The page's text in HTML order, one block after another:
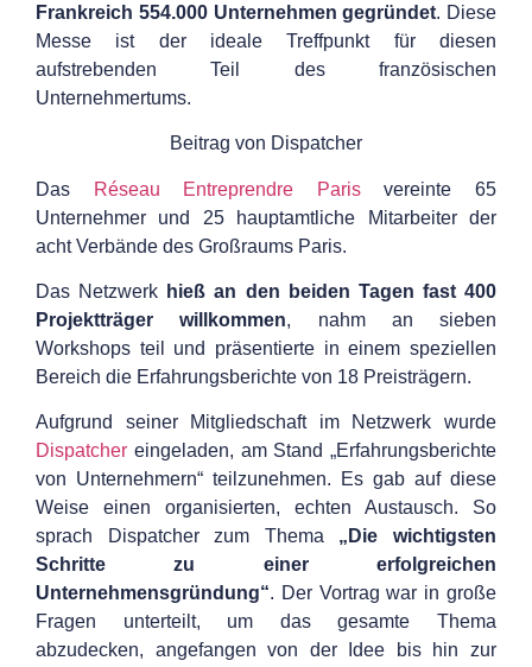
Frankreich 554.000 Unternehmen gegründet. Diese
Messe ist der ideale Treffpunkt für diesen
aufstrebenden Teil des französischen
Unternehmertums.
Beitrag von Dispatcher
Das Réseau Entreprendre Parisvereinte 65
Unternehmer und 25 hauptamtliche Mitarbeiter der
acht Verbände des Großraums Paris.
Das Netzwerk hieß an den beiden Tagen fast 400
Projektträger willkommen, nahm an sieben
Workshops teil und präsentierte in einem speziellen
Bereich die Erfahrungsberichte von 18 Preisträgern.
Aufgrund seiner Mitgliedschaft im Netzwerk wurde
Dispatcher eingeladen, am Stand „Erfahrungsberichte
von Unternehmern“ teilzunehmen. Es gab auf diese
Weise einen organisierten, echten Austausch. So
sprach Dispatcher zum Thema „Die wichtigsten
Schritte zu einer erfolgreichen
Unternehmensgründung“. Der Vortrag war in große
Fragen unterteilt, um das gesamte Thema
abzudecken, angefangen von der Idee bis hin zur